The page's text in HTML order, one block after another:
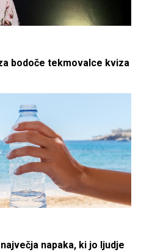
bodoče tekmovalce kviza
napaka, ki jo ljudje